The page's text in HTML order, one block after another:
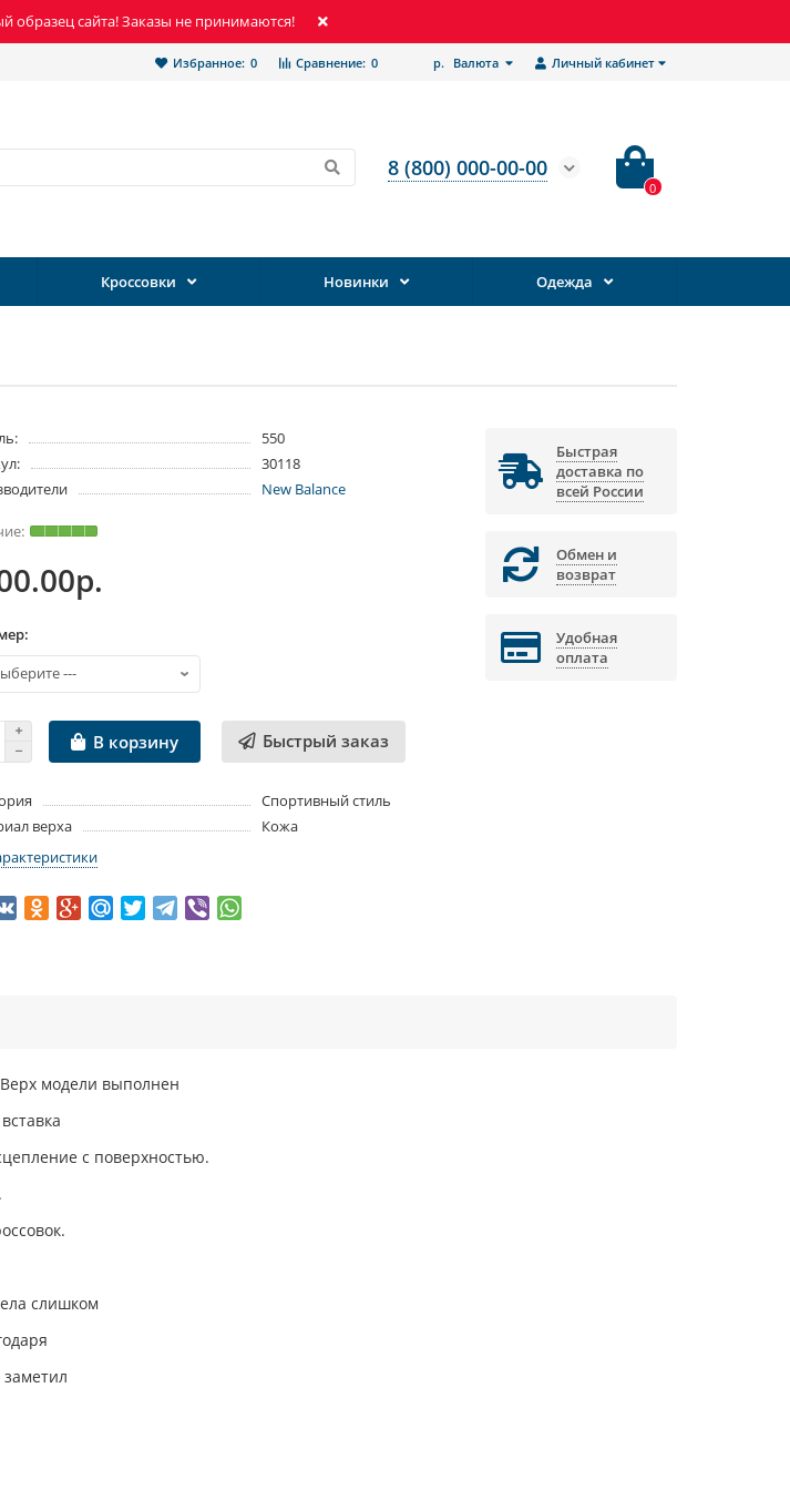
сайта! Заказы не принимаются!
Личный кабинет
р. Валюта
Сравнение: 0
Избранное: 0
8 (800) 000-00-00
0
Кроссовки Новинки Одежда
550
30118
New Balance
В корзину Быстрый заказ
Спортивный стиль
верха
Кожа
Быстрая
доставка по
всей России
Обмен и
возврат
Удобная
оплата
модели выполнен
с поверхностью.
слишком